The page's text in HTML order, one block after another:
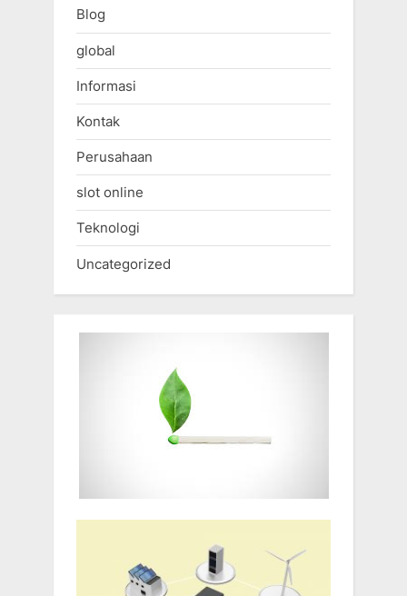
Blog
global
Informasi
Kontak
Perusahaan
slot online
Teknologi
Uncategorized